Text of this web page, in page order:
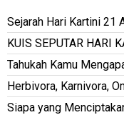
Sejarah Hari Kartini 21
KUIS SEPUTAR HARI
Tahukah Kamu
Herbivora, Karnivora,
Siapa yang